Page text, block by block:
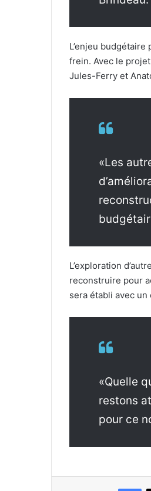
L’enjeu
frein. Avec le
Jules-Ferry et
«Les
L’exploration
reconstruire pour
sera établi avec
«Quelle
restons
pour ce